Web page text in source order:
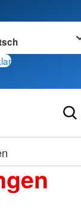
wechseln zu